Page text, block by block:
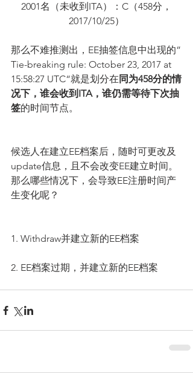
2001名（未收到ITA）：C（458分，
2017/10/25）
那么不难推测出，EE抽签信息中出现的”
Tie-breaking rule: October 23, 2017 at
15:58:27 UTC“就是划分在 同为458分的情
况下，谁会收到ITA，谁仍需等待下次抽
签的时间节点。
候选人在建立EE档案后，随时可更改及
update信息，且不会改变EE建立时间。
那么哪些情况下，会导致EE注册时间产
生变化呢？
1. Withdraw并建立新的EE档案
2. EE档案过期，并建立新的EE档案